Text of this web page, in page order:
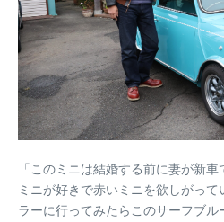
「このミニは結婚する前に妻が新車
ミニが好きで赤いミニを欲しがっ
ラーに行ってみたらこのサーフブ